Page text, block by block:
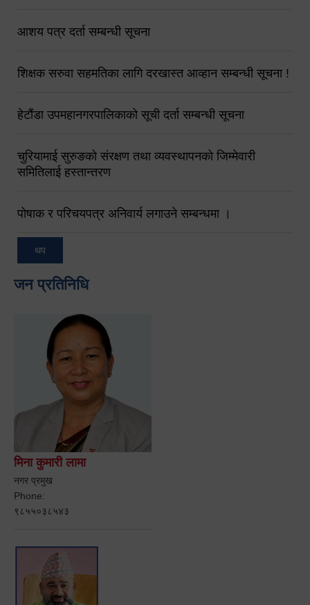
आशय पत्र दर्ता सम्बन्धी सूचना
शिक्षक सरुवा सहमतिका लागि दरखास्त आव्हान सम्बन्धी सूचना !
हेटौंडा उपमहानगरपालिकाको सूची दर्ता सम्बन्धी सूचना
चुरियामाई सुरुङको संरक्षण तथा व्यवस्थापनको जिम्मेवारी
समितिलाई हस्तान्तरण
पोषाक र परिचयपत्र अनिवार्य लगाउने सम्बन्धमा ।
थप
जन प्रतिनिधि
मिना कुमारी लामा
नगर प्रमुख
Phone:
९८५५०३८५४३